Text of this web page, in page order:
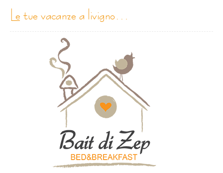
le tue vacanze a livigno…